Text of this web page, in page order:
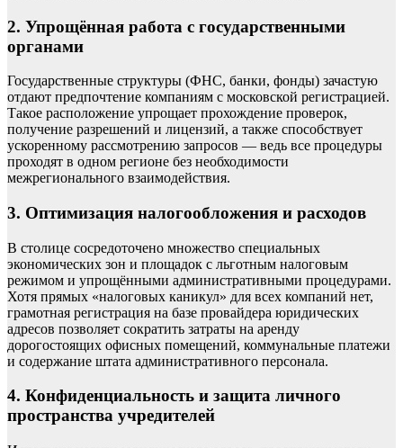
2. Упрощённая работа с государственными
органами
Государственные структуры (ФНС, банки, фонды) зачастую
отдают предпочтение компаниям с московской регистрацией.
Такое расположение упрощает прохождение проверок,
получение разрешений и лицензий, а также способствует
ускоренному рассмотрению запросов — ведь все процедуры
проходят в одном регионе без необходимости
межрегионального взаимодействия.
3. Оптимизация налогообложения и расходов
В столице сосредоточено множество специальных
экономических зон и площадок с льготным налоговым
режимом и упрощёнными административными процедурами.
Хотя прямых «налоговых каникул» для всех компаний нет,
грамотная регистрация на базе провайдера юридических
адресов позволяет сократить затраты на аренду
дорогостоящих офисных помещений, коммунальные платежи
и содержание штата административного персонала.
4. Конфиденциальность и защита личного
пространства учредителей